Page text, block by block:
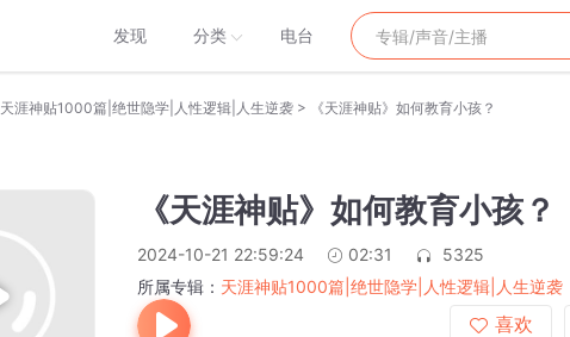
发现 分类 电台
天涯神贴1000篇|绝世隐学|人性逻辑|人生逆袭 > 《天涯神贴》如何教育小孩？
《天涯神贴》如何教育小孩？
2024-10-21 22:59:24 02:31
5325
所属专辑： 天涯神贴1000篇|绝世隐学|人性逻辑|人生逆袭
喜欢